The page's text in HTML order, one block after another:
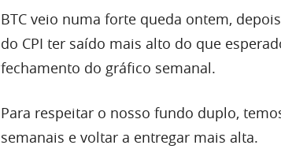
BTC veio numa forte queda ontem,
do CPI ter saído mais alto do que
fechamento do gráfico semanal.
Para respeitar o nosso fundo duplo,
semanais e voltar a entregar mais alta.